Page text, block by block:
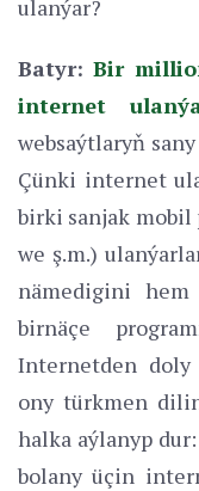
ulanýar?
Batyr: Bir
internet
websaýtlaryň
Çünki internet
birki sanjak mobil
we ş.m.)
nämedigini
birnäçe
Internetden doly
ony türkmen
halka aýlanyp
bolany üçin